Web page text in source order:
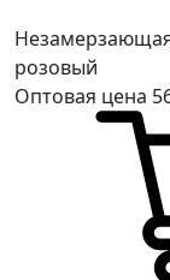
розовый
Оптовая цена